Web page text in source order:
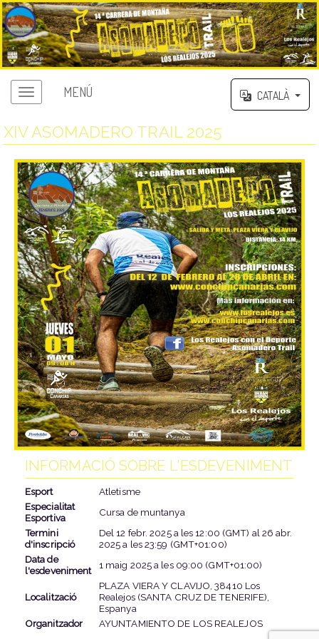
MENÚ CATALÀ
XIV ASOMADERO TRAIL 2025
INFORMACIÓ SOBRE L'ESDEVENIMENT
Esport
Atletisme
Especialitat
Esportiva
Cursa de muntanya
Termini
d'inscripció
Del12 febr. 2025a les12:00 (GMT) al 26 abr.
2025a les23:59 (GMT+01:00)
Data de
l'esdeveniment
1 maig 2025a les 09:00 (GMT+01:00)
Localització
PLAZA VIERA Y CLAVIJO, 38410 Los
Realejos (SANTA CRUZ DE TENERIFE),
Espanya
Organitzador
AYUNTAMIENTO DE LOS REALEJOS